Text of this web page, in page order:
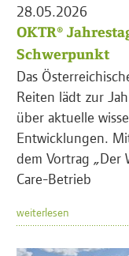
28.05.2026
OKTR®
Schwerpunkt
Das
Reiten lädt zur
über aktuelle
Entwicklungen.
dem Vortrag „Der
Care-Betrieb
weiterlesen